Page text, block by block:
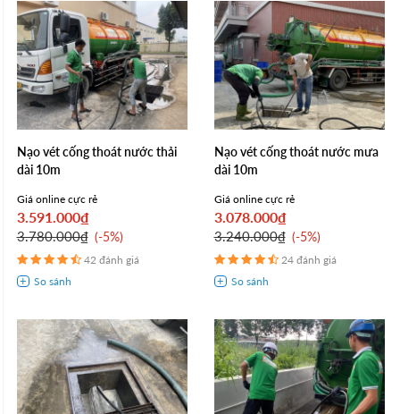
Nạo vét cống thoát nước thải
dài 10m
Giá online cực rẻ
3.591.000₫
3.780.000₫ -5%
42 đánh giá
Nạo vét cống thoát nước mưa
dài 10m
Giá online cực rẻ
3.078.000₫
3.240.000₫ -5%
24 đánh giá